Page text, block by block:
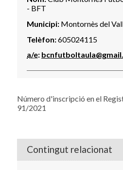
- BFT
Municipi: Montornès del
Telèfon:605024115
a/e:
Número d'inscripció en el
91/2021
Contingut relacionat